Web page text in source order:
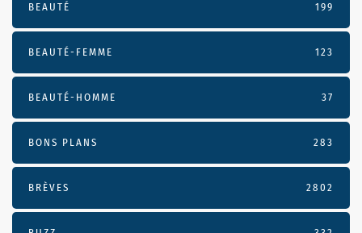
BEAUTÉ 199
BEAUTÉ-FEMME 123
BEAUTÉ-HOMME 37
BONS PLANS 283
BRÈVES 2802